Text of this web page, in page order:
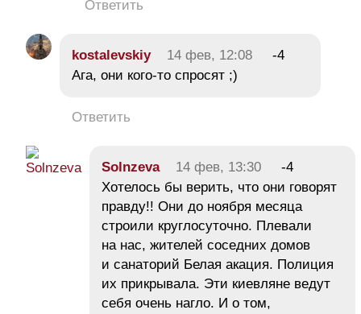
Ответить
kostalevskiy 14 фев, 12:08
-4
Ага, они кого-то спросят ;)
Ответить
Solnzeva 14 фев, 13:30
-4
Хотелось бы верить, что они говорят
правду!! Они до ноября месяца
строили круглосуточно. Плевали
на нас, жителей соседних домов
и санаторий Белая акация. Полиция
их прикрывала. Эти киевляне ведут
себя очень нагло. И о том,